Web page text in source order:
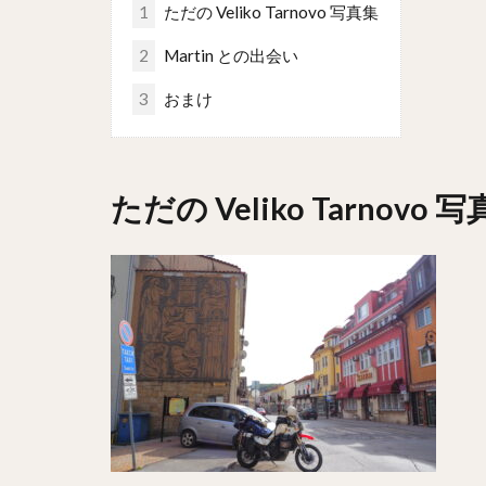
1 ただの Veliko Tarnovo 写真集
2 Martin との出会い
3 おまけ
ただの Veliko Tarnovo 写